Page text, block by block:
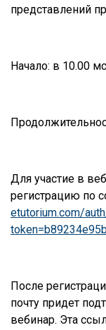
представлений
Начало: в 10.00
Для участие в
регистрацию по
etutorium.com/
После
почту придет
вебинар. Эта